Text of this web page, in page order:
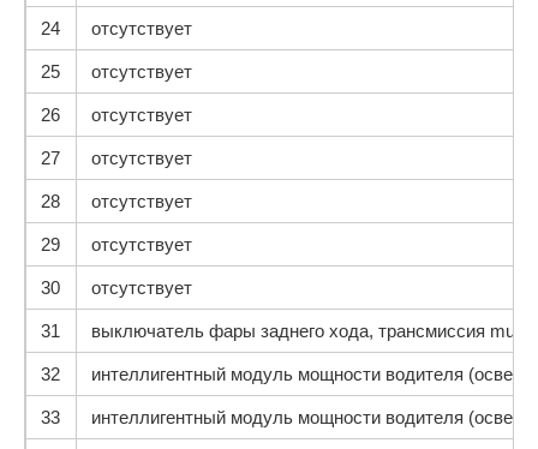
24 отсутствует
25 отсутствует
26 отсутствует
27 отсутствует
28 отсутствует
29 отсутствует
30 отсутствует
31 выключатель фары заднего хода, трансмиссия
32 интеллигентный модуль мощности водителя
33 интеллигентный модуль мощности водителя